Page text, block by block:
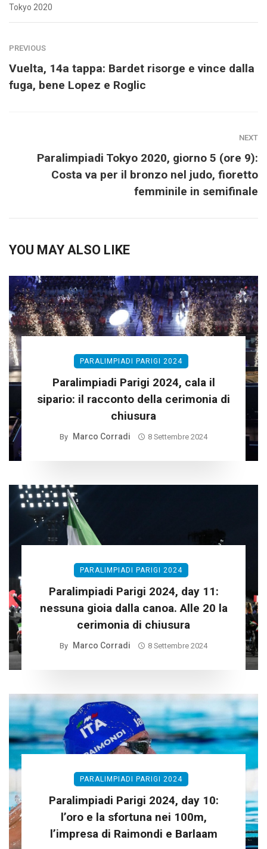
Tokyo 2020
PREVIOUS
Vuelta, 14a tappa: Bardet risorge e vince dalla
fuga, bene Lopez e Roglic
NEXT
Paralimpiadi Tokyo 2020, giorno 5 (ore 9):
Costa va per il bronzo nel judo, fioretto
femminile in semifinale
YOU MAY ALSO LIKE
PARALIMPIADI PARIGI 2024
Paralimpiadi Parigi 2024, cala il
sipario: il racconto della cerimonia di
chiusura
By Marco Corradi 8 Settembre 2024
PARALIMPIADI PARIGI 2024
Paralimpiadi Parigi 2024, day 11:
nessuna gioia dalla canoa. Alle 20 la
cerimonia di chiusura
By Marco Corradi 8 Settembre 2024
PARALIMPIADI PARIGI 2024
Paralimpiadi Parigi 2024, day 10:
l’oro e la sfortuna nei 100m,
l’impresa di Raimondi e Barlaam